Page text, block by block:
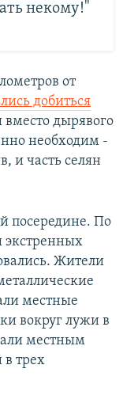
некому!"
от
добиться
вместо дырявого
необходим -
и часть селян
посередине. По
экстренных
Жители
местные
вокруг лужи в
местным
в трех